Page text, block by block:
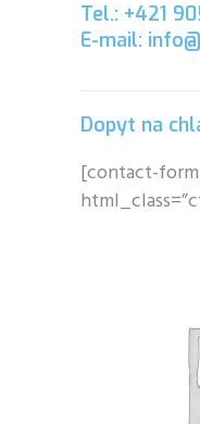
Tel.: +421
E-mail:
Dopyt na
[contact-